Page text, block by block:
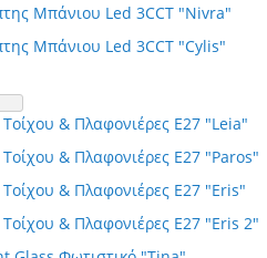
Μπάνιου Led 3CCT "Nivra"
Μπάνιου Led 3CCT "Cylis"
& Πλαφονιέρες Ε27 "Leia"
& Πλαφονιέρες Ε27 "Paros"
Τοίχου & Πλαφονιέρες Ε27 "Eris"
Τοίχου & Πλαφονιέρες Ε27 "Eris 2"